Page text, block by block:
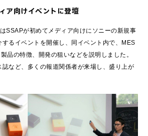
ア向けイベントに登壇
SSAPが初めてメディア向けにソニーの新規事
るイベントを開催し、同イベント内で、MES
品の特徴、開発の狙いなどを説明しました。
など、多くの報道関係者が来場し、盛り上が